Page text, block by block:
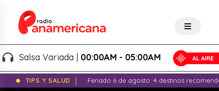
Salsa Variada |00:00AM - 05:00AM
TIPS Y SALUD
Feriado 6 de agosto: 4 destinos